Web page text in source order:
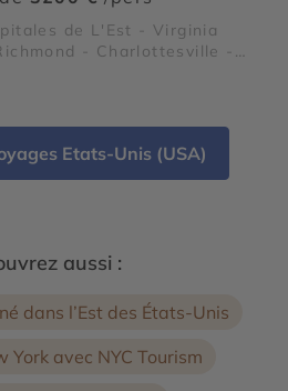
de L'Est - Virginia
- Charlottesville -
Etats-Unis (USA)
aussi :
dans l’Est des États-Unis
York avec NYC Tourism